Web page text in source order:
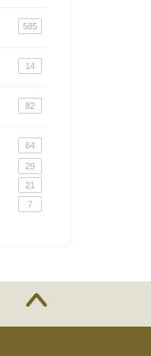
585
14
82
64
29
21
7